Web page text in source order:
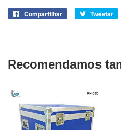
Compartilhar
CompartilheTweetar
Recomendamos